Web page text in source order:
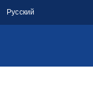
Русский